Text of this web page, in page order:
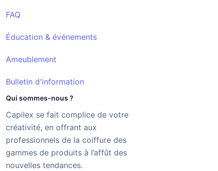
FAQ
Éducation & événements
Ameublement
Bulletin d'information
Qui sommes-nous ?
Capilex se fait complice de votre
créativité, en offrant aux
professionnels de la coiffure des
gammes de produits à l’affût des
nouvelles tendances.